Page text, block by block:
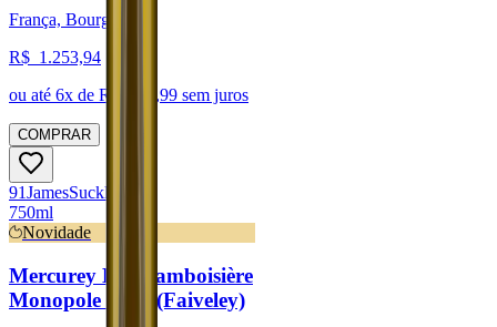
França, Bourgogne
R$ 1.253,94
ou até 6x de R$ 208,99 sem juros
COMPRAR
91JamesSuckling
750ml
Novidade
Mercurey La Framboisière
Monopole 2022 (Faiveley)